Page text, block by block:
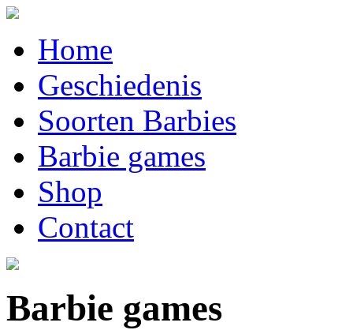
Home
Geschiedenis
Soorten Barbies
Barbie games
Shop
Contact
Barbie games